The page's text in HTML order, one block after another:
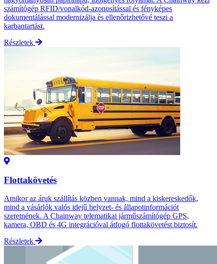
számítógép RFID/vonalkód-azonosítással és fényképes
dokumentálással modernizálja és ellenőrizhetővé teszi a
karbantartást.
Részletek
Flottakövetés
Amikor az áruk szállítás közben vannak, mind a kiskereskedők,
mind a vásárlók valós idejű helyzet- és állapotinformációt
szeretnének. A Chainway telematikai járműszámítógép GPS,
kamera, OBD és 4G integrációval átfogó flottakövetést biztosít.
Részletek